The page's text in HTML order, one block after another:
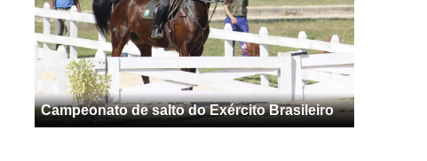
Campeonato de salto do Exército Brasileiro